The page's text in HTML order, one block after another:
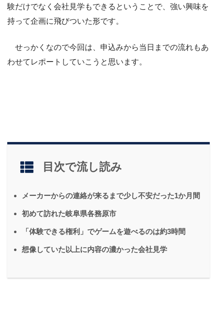
験だけでなく会社見学もできるということで、強い興味を
持って企画に飛びついた形です。
せっかくなので今回は、申込みから当日までの流れもあ
わせてレポートしていこうと思います。
目次で流し読み
メーカーからの連絡が来るまで少し不安だった1か月間
初めて訪れた岐阜県各務原市
「体験できる権利」でゲームを遊べるのは約3時間
想像していた以上に内容の濃かった会社見学